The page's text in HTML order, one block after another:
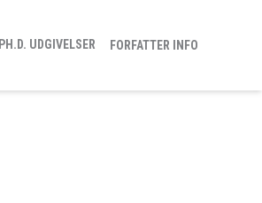
PH.D. UDGIVELSER FORFATTER INFO